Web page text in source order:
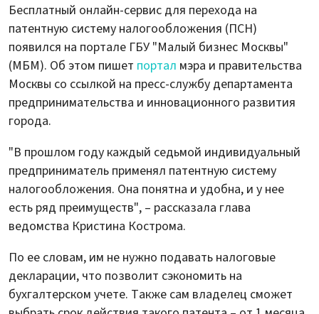
Бесплатный онлайн-сервис для перехода на
патентную систему налогообложения (ПСН)
появился на портале ГБУ "Малый бизнес Москвы"
(МБМ). Об этом пишет портал мэра и правительства
Москвы со ссылкой на пресс-службу департамента
предпринимательства и инновационного развития
города.
"В прошлом году каждый седьмой индивидуальный
предприниматель применял патентную систему
налогообложения. Она понятна и удобна, и у нее
есть ряд преимуществ", – рассказала глава
ведомства Кристина Кострома.
По ее словам, им не нужно подавать налоговые
декларации, что позволит сэкономить на
бухгалтерском учете. Также сам владелец сможет